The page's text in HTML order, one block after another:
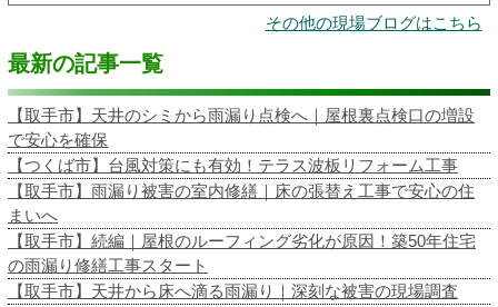
その他の現場ブログはこちら
最新の記事一覧
【取手市】天井のシミから雨漏り点検へ｜屋根裏点検口の増設
で安心を確保
【つくば市】台風対策にも有効！テラス波板リフォーム工事
【取手市】雨漏り被害の室内修繕｜床の張替え工事で安心の住
まいへ
【取手市】続編｜屋根のルーフィング劣化が原因！築50年住宅
の雨漏り修繕工事スタート
【取手市】天井から床へ滴る雨漏り｜深刻な被害の現場調査